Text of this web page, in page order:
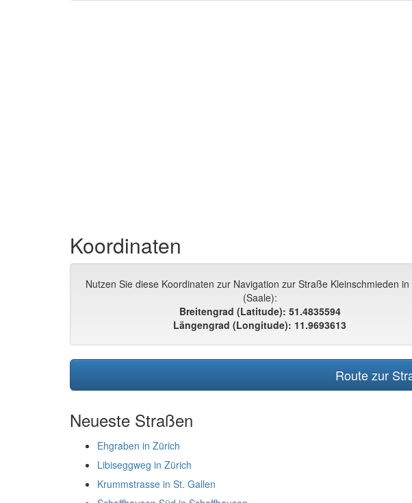
Koordinaten
Nutzen Sie diese Koordinaten zur Navigation zur Straße Kleinschmieden in
(Saale):
Breitengrad (Latitude): 51.4835594
Längengrad (Longitude): 11.9693613
Route zur
Neueste Straßen
Ehgraben in Zürich
Libiseggweg in Zürich
Krummstrasse in St. Gallen